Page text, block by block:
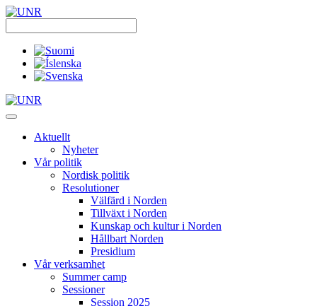
Skip
content
Aktuellt
Nyheter
Vår politik
Nordisk politik
Resolutioner
Välfärd i Norden
Tillväxt i Norden
Kunskap och kultur i Norden
Hållbart Norden
Presidium
Vår verksamhet
Summer camp
Sessioner
Session 2025